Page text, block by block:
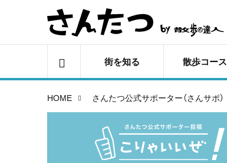
街を知る 散歩コース
HOME さんたつ公式サポーター（さんサポ）